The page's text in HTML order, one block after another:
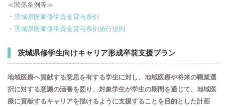
≪関係条例等≫
・ 茨城県医師修学資金貸与条例
・ 茨城県医師修学資金貸与条例施行規則
茨城県修学生向けキャリア形成卒前支援プラン
地域医療へ貢献する意思を有する学生に対し、地域医療や将来の職業選
択に対する意識の涵養を図り、対象学生が学生の期間を通じて、地域医
療に貢献するキャリアを描けるように支援することを目的とした計画